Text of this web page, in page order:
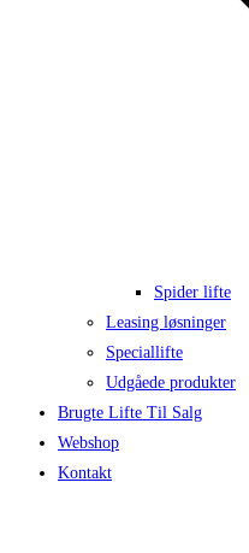
Spider lifte
Leasing løsninger
Speciallifte
Udgåede produkter
Brugte Lifte Til Salg
Webshop
Kontakt